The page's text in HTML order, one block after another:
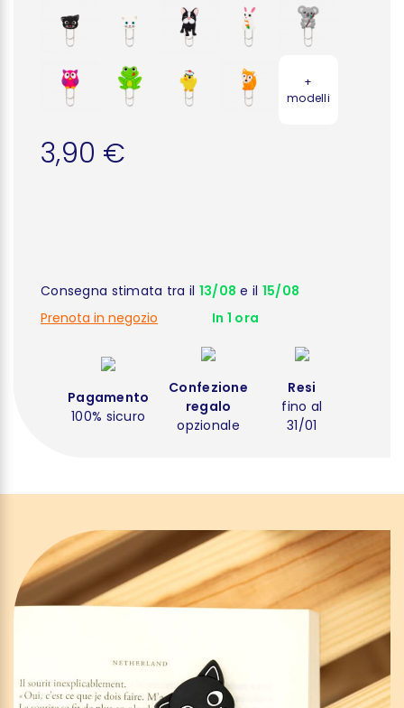
+
modelli
3,90 €
Consegna stimata tra il 13/08 e il 15/08
Prenota in negozio
In 1 ora
Pagamento
100% sicuro
Confezione
regalo
opzionale
Resi
fino al
31/01